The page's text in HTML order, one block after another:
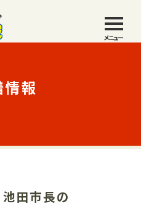
メニュー
情報
田市長の